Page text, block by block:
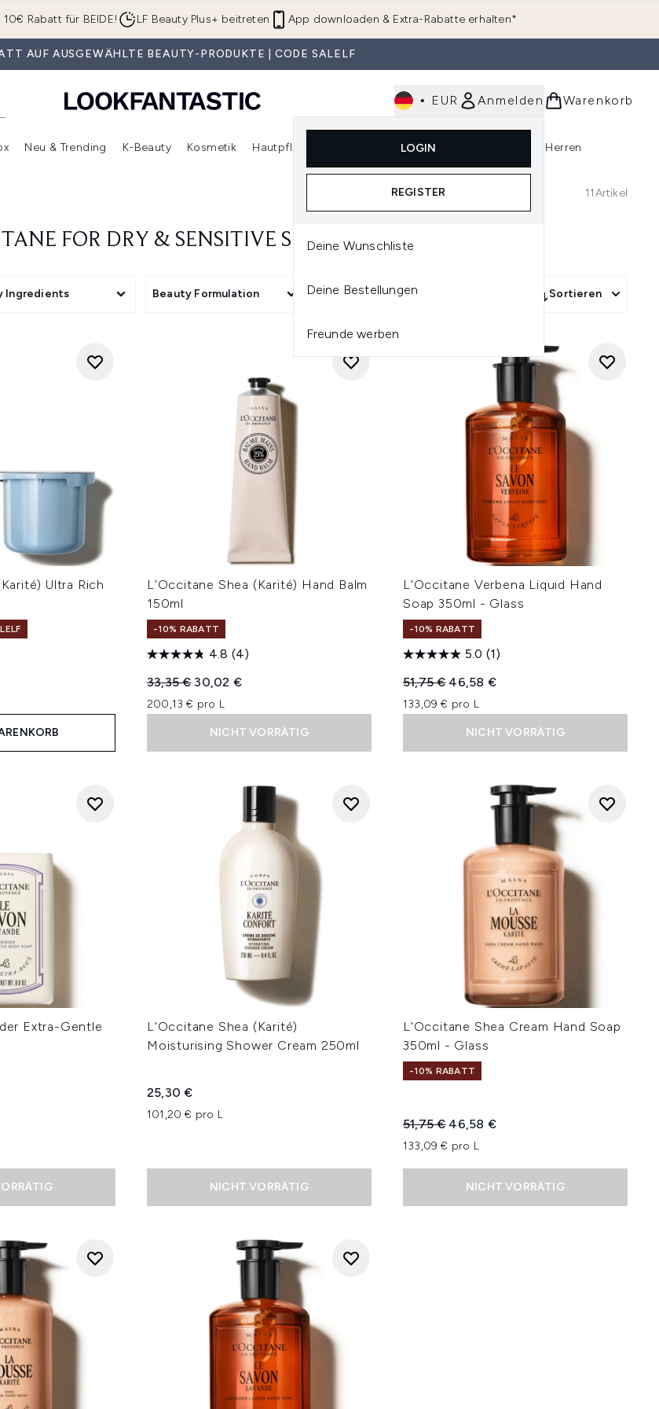
Zum Hauptinhalt springen
App downloaden & Extra-Rabatte erhalten*
Rabatt für BEIDE! LF Beauty Plus+ beitreten
AUF AUSGEWÄHLTE BEAUTY-PRODUKTE | CODE SALELF
• EUR Anmelden
LOGIN
REGISTER
Deine Wunschliste
Deine Bestellungen
Freunde werben
Warenkorb
Untermenü Anmelden (Geschenke)Untermenü Anmelden (Marken) Untermenü Anmelden (Beauty Box)
Neu & Trending
Untermenü Anmelden (Neu & Trending)
K-Beauty Kosmetik
Untermenü Anmelden (Kosmetik)
Hautpflege
Untermenü Anmelden (Haarpflege)
Parfum
Untermenü Anmelden (Parfum)
Herren
11Artikel
FOR DRY & SENSITIVE SKIN
Ingredients Beauty Formulation Sortieren
Ultra Rich
L'Occitane Shea (Karité) Hand Balm
150ml
-10% RABATT
4.8 (4)
Unverbindliche Preisempfehlung:
33,35 € Aktueller Preis:
30,02 €
200,13 € pro L
NICHT VORRÄTIG
L'Occitane Verbena Liquid Hand
Soap 350ml - Glass
-10% RABATT
5.0 (1)
Unverbindliche Preisempfehlung:
51,75 € Aktueller Preis:
46,58 €
133,09 € pro L
NICHT VORRÄTIG
Extra-Gentle
L'Occitane Shea (Karité)
Moisturising Shower Cream 250ml
25,30 €
101,20 € pro L
NICHT VORRÄTIG
L'Occitane Shea Cream Hand Soap
350ml - Glass
-10% RABATT
Unverbindliche Preisempfehlung:
51,75 € Aktueller Preis:
46,58 €
133,09 € pro L
NICHT VORRÄTIG